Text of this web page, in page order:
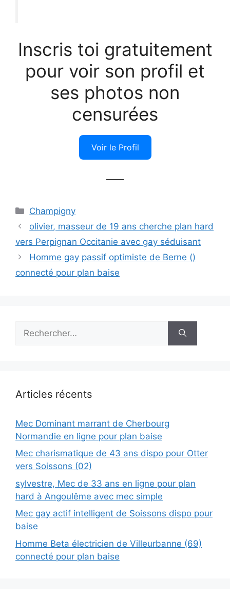
Inscris toi gratuitement
pour voir son profil et
ses photos non
censurées
Voir le Profil
——
Catégories
Champigny
olivier, masseur de 19 ans cherche plan hard
vers Perpignan Occitanie avec gay séduisant
Homme gay passif optimiste de Berne ()
connecté pour plan baise
Articles récents
Mec Dominant marrant de Cherbourg
Normandie en ligne pour plan baise
Mec charismatique de 43 ans dispo pour Otter
vers Soissons (02)
sylvestre, Mec de 33 ans en ligne pour plan
hard à Angoulême avec mec simple
Mec gay actif intelligent de Soissons dispo pour
baise
Homme Beta électricien de Villeurbanne (69)
connecté pour plan baise